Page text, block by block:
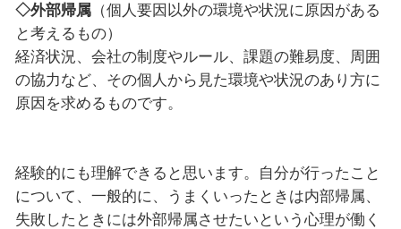
◇外部帰属（個人要因以外の環境や状況に原因がある
と考えるもの）
経済状況、会社の制度やルール、課題の難易度、周囲
の協力など、その個人から見た環境や状況のあり方に
原因を求めるものです。
経験的にも理解できると思います。自分が行ったこと
について、一般的に、うまくいったときは内部帰属、
失敗したときには外部帰属させたいという心理が働く